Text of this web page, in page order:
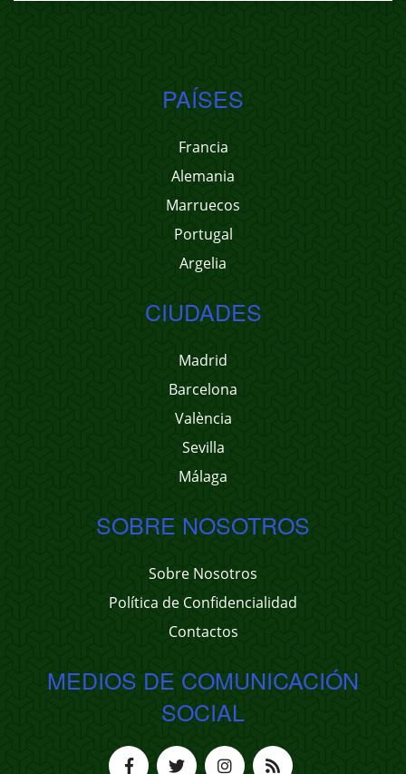
PAÍSES
Francia
Alemania
Marruecos
Portugal
Argelia
CIUDADES
Madrid
Barcelona
València
Sevilla
Málaga
SOBRE NOSOTROS
Sobre Nosotros
Política de Confidencialidad
Contactos
MEDIOS DE COMUNICACIÓN
SOCIAL